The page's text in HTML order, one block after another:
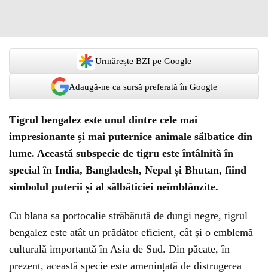
Urmărește BZI pe Google
Adaugă-ne ca sursă preferată în Google
Tigrul bengalez este unul dintre cele mai
impresionante și mai puternice animale sălbatice din
lume. Această subspecie de tigru este întâlnită în
special în India, Bangladesh, Nepal și Bhutan, fiind
simbolul puterii și al sălbăticiei neîmblânzite.
Cu blana sa portocalie străbătută de dungi negre, tigrul
bengalez este atât un prădător eficient, cât și o emblemă
culturală importantă în Asia de Sud. Din păcate, în
prezent, această specie este amenințată de distrugerea